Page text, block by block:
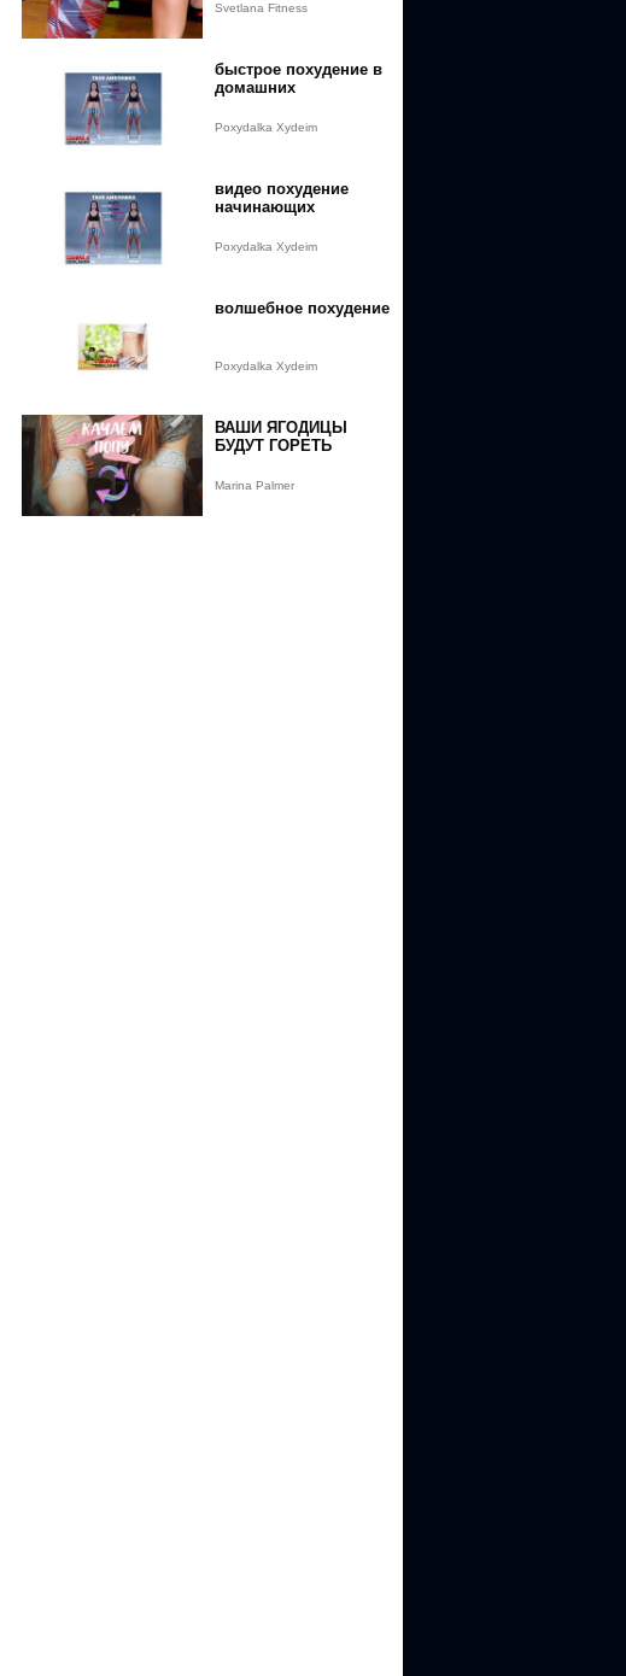
Svetlana Fitness
быстрое похудение в
домашних
Poxydalka Xydeim
видео похудение
начинающих
Poxydalka Xydeim
волшебное похудение
Poxydalka Xydeim
ВАШИ ЯГОДИЦЫ
БУДУТ ГОРЕТЬ
Marina Palmer